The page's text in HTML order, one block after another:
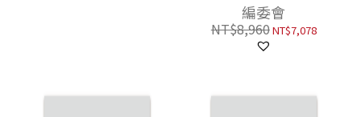
編委會
NT$8,960NT$7,078